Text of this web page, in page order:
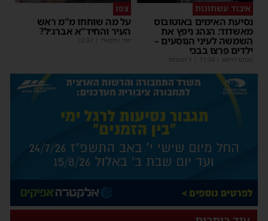
איבוד עשתונות
נסיעת האימים באוטובוס
מאשדוד: הנהג ניפץ את
השמשה לעיני הנוסעים –
ילדים פרצו בבכי
מנחם דויטש 11:34
צפו
על מה שוחחו מ"מ ראש
העיר והחיד"א אברג׳ל?
יוסי יחזקאלי 23:37